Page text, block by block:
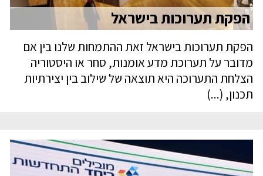
הפקת תערוכות בישראל
הפקת תערוכות בישראל זאת ההתמחות שלנו בין אם
מדובר על תערוכת מדע אומנות, סחר או היסטוריה
הצלחת התערוכה היא תוצאה של שילוב בין יצירתיות
תכנון, (...)